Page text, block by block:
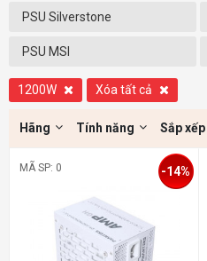
PSU Silverstone
PSU MSI
1200W Xóa tất cả
Hãng Tính năng Sắp xếp
MÃ SP: 0 -14%